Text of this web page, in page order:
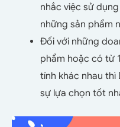
nhắc việc sử
những sản phẩm
Đối với những
phẩm hoặc có từ
tính khác nhau thì
sự lựa chọn tốt